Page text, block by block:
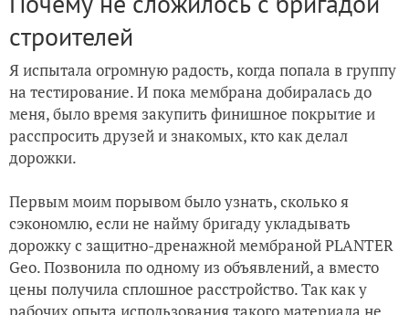
строителей
Я испытала огромную радость, когда попала в группу
на тестирование. И пока мембрана добиралась до
меня, было время закупить финишное покрытие и
расспросить друзей и знакомых, кто как делал
дорожки.
Первым моим порывом было узнать, сколько я
сэкономлю, если не найму бригаду укладывать
дорожку с защитно-дренажной мембраной PLANTER
Geo. Позвонила по одному из объявлений, а вместо
цены получила сплошное расстройство. Так как у
рабочих опыта использования такого материала не